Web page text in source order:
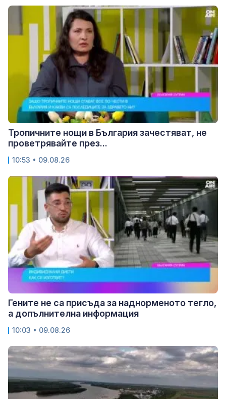
Тропичните нощи в България зачестяват, не
проветрявайте през...
10:53 • 09.08.26
Гените не са присъда за наднорменото тегло,
а допълнителна информация
10:03 • 09.08.26